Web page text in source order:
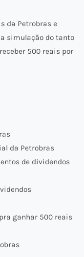
da Petrobras e
simulação do tanto
500 reais por
da Petrobras
de dividendos
ganhar 500 reais